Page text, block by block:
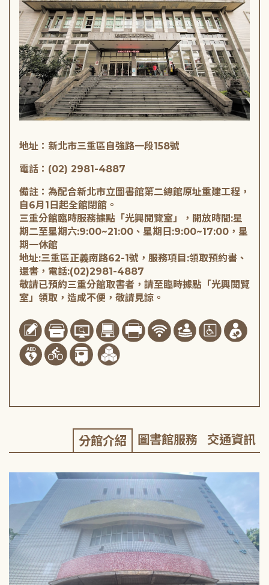
地址：新北市三重區自強路一段158號
電話：(02) 2981-4887
備註：為配合新北市立圖書館第二總館原址重建工程，
自6月1日起全館閉館。
三重分館臨時服務據點「光興閱覽室」，開放時間:星
期二至星期六:9:00~21:00、星期日:9:00~17:00，星
期一休館
地址:三重區正義南路62-1號，服務項目:領取預約書、
還書，電話:(02)2981-4887
敬請已預約三重分館取書者，請至臨時據點「光興閱覽
室」領取，造成不便，敬請見諒。
分館介紹 圖書館服務 交通資訊